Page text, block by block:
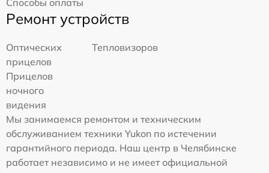
Способы оплаты
Ремонт устройств
Оптических
прицелов
Тепловизоров
Прицелов
ночного
видения
Мы занимаемся ремонтом и техническим
обслуживанием техники Yukon по истечении
гарантийного периода. Наш центр в Челябинске
работает независимо и не имеет официальной